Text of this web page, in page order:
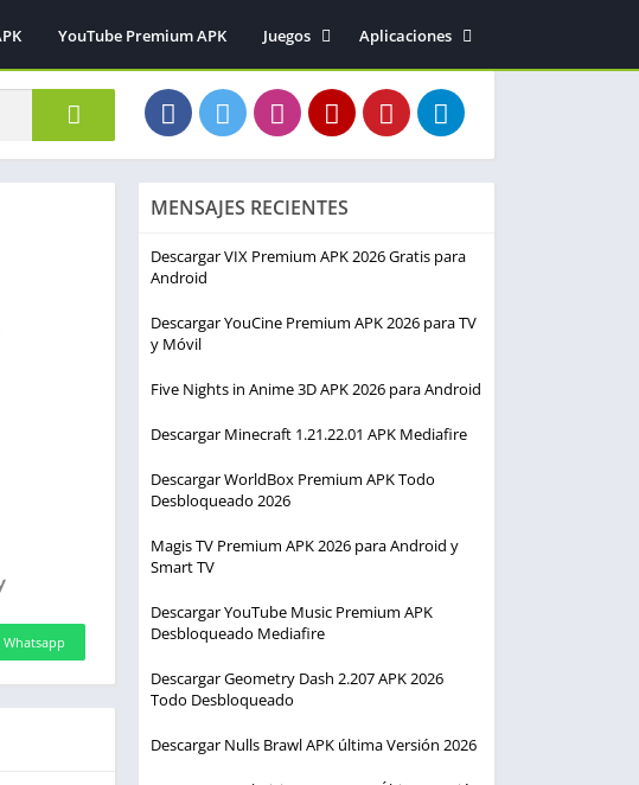
YouTube Premium APK
Juegos
Acción
Arcade
Deportes
Estrategia
Simulación
Aplicaciones
Entretenimiento
Herramientas
Música y audio
Whatsapp
MENSAJES RECIENTES
Descargar VIX Premium APK 2026 Gratis para
Android
Descargar YouCine Premium APK 2026 para TV
y Móvil
Five Nights in Anime 3D APK 2026 para Android
Descargar Minecraft 1.21.22.01 APK Mediafire
Descargar WorldBox Premium APK Todo
Desbloqueado 2026
Magis TV Premium APK 2026 para Android y
Smart TV
Descargar YouTube Music Premium APK
Desbloqueado Mediafire
Descargar Geometry Dash 2.207 APK 2026
Todo Desbloqueado
Descargar Nulls Brawl APK última Versión 2026